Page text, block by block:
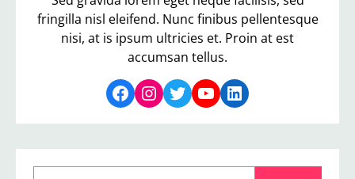
fringilla nisl eleifend. Nunc finibus pellentesque
nisi, at is ipsum ultricies et. Proin at est
accumsan tellus.
Facebook Instagram Twitter YouTube LinkedIn